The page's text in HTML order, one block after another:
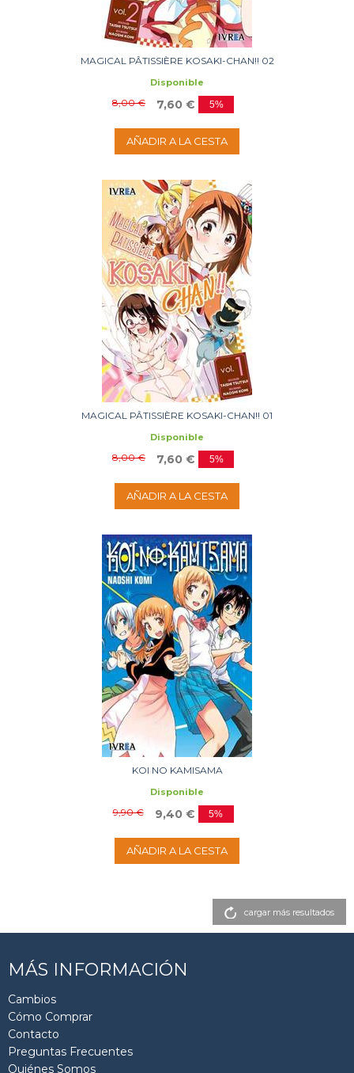
MAGICAL PÂTISSIÈRE KOSAKI-CHAN!! 02
Disponible
8,00 € 7,60 € 5%
AÑADIR A LA CESTA
MAGICAL PÂTISSIÈRE KOSAKI-CHAN!! 01
Disponible
8,00 € 7,60 € 5%
AÑADIR A LA CESTA
KOI NO KAMISAMA
Disponible
9,90 € 9,40 € 5%
AÑADIR A LA CESTA
cargar más resultados
MÁS INFORMACIÓN
Cambios
Cómo Comprar
Contacto
Preguntas Frecuentes
Quiénes Somos